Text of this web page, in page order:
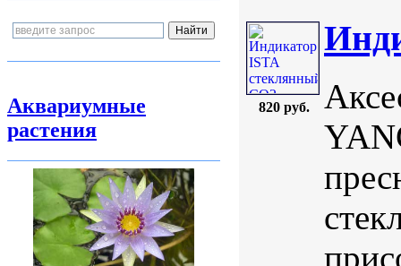
Аквариумные
растения
820 руб.